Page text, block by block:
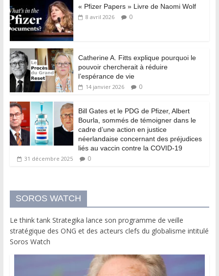
« Pfizer Papers » Livre de Naomi Wolf
8 avril 2026 0
Catherine A. Fitts explique pourquoi le
pouvoir chercherait à réduire
l’espérance de vie
14 janvier 2026 0
Bill Gates et le PDG de Pfizer, Albert
Bourla, sommés de témoigner dans le
cadre d’une action en justice
néerlandaise concernant des préjudices
liés au vaccin contre la COVID-19
31 décembre 2025 0
SOROS WATCH
Le think tank Strategika lance son programme de veille
stratégique des ONG et des acteurs clefs du globalisme intitulé
Soros Watch